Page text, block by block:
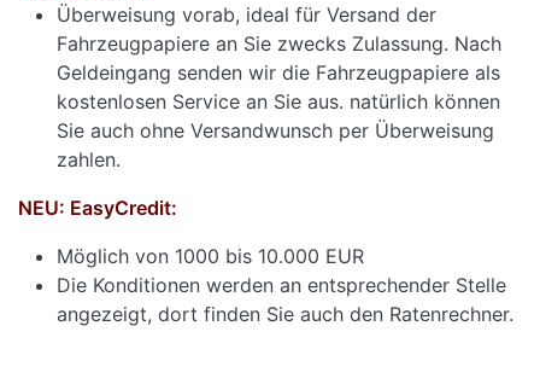
Überweisung vorab, ideal für Versand der
Fahrzeugpapiere an Sie zwecks Zulassung. Nach
Geldeingang senden wir die Fahrzeugpapiere als
kostenlosen Service an Sie aus. natürlich können
Sie auch ohne Versandwunsch per Überweisung
zahlen.
NEU: EasyCredit:
Möglich von 1000 bis 10.000 EUR
Die Konditionen werden an entsprechender Stelle
angezeigt, dort finden Sie auch den Ratenrechner.